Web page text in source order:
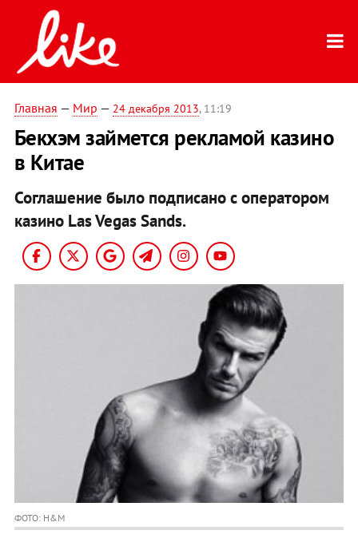
Главная — Мир — 24 декабря 2013, 11:19
Бекхэм займется рекламой казино
в Китае
Соглашение было подписано с оператором
казино Las Vegas Sands.
ФОТО: H&M